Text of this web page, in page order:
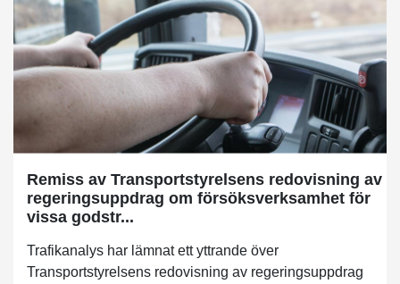
Remiss av Transportstyrelsens redovisning av
regeringsuppdrag om försöksverksamhet för
vissa godstr...
Trafikanalys har lämnat ett yttrande över
Transportstyrelsens redovisning av regeringsuppdrag